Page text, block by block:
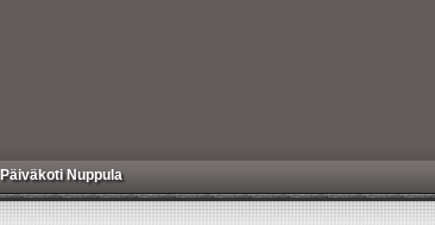
Päiväkoti Nuppula